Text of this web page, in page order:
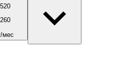
520
260
мес